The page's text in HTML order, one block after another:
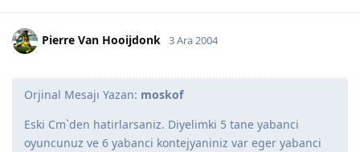
Pierre Van Hooijdonk 3 Ara 2004
Orjinal Mesajı Yazan: moskof
Eski Cm`den hatirlarsaniz. Diyelimki 5 tane yabanci
oyuncunuz ve 6 yabanci kontejyaniniz var eger yabanci